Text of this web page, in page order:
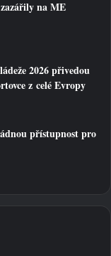
na ME
2026 přivedou
z celé Evropy
přístupnost pro